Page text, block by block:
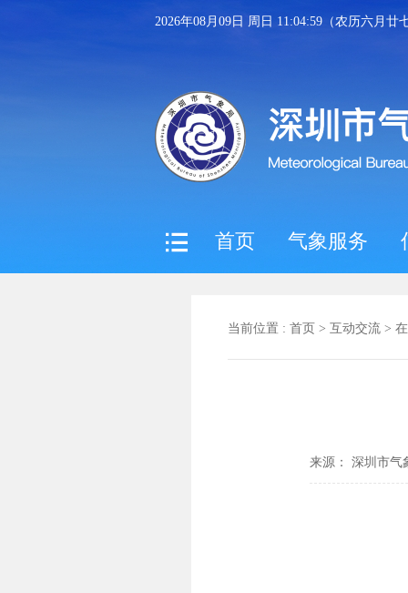
2026年08月09日 周日 11:04:59（农历六月廿
首页 气象服务
当前位置 : 首页 > 互动交流 >
来源： 深圳市气